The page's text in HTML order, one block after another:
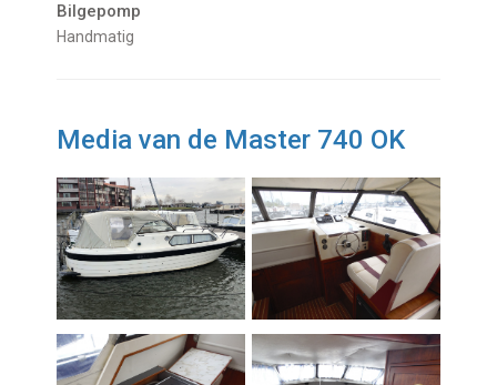
Bilgepomp
Handmatig
Media van de Master 740 OK